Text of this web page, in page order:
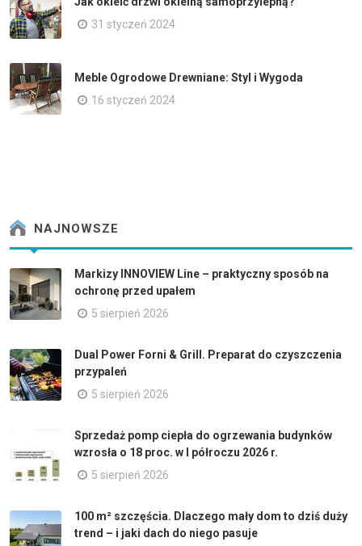
31 styczeń 2024
Meble Ogrodowe Drewniane: Styl i Wygoda
16 styczeń 2024
NAJNOWSZE
Markizy INNOVIEW Line – praktyczny sposób na
ochronę przed upałem
5 sierpień 2026
Dual Power Forni & Grill. Preparat do czyszczenia
przypaleń
5 sierpień 2026
Sprzedaż pomp ciepła do ogrzewania budynków
wzrosła o 18 proc. w I półroczu 2026 r.
5 sierpień 2026
100 m² szczęścia. Dlaczego mały dom to dziś duży
trend – i jaki dach do niego pasuje